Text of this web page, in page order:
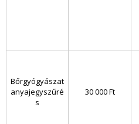
Bőrgyógyászat
anyajegyszűré
s
30 000 Ft